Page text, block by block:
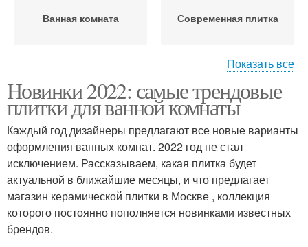
Ванная комната Современная плитка
Светлая плитка Керамическая плитка
Плитка для ванной
декора
Плитки для ванной
декора
Трещины на
Показать все
Новинки 2022: самые трендовые
плитки для ванной комнаты
Каждый год дизайнеры предлагают все новые варианты
оформления ванных комнат. 2022 год не стал
исключением. Рассказываем, какая плитка будет
актуальной в ближайшие месяцы, и что предлагает
магазин керамической плитки в Москве , коллекция
которого постоянно пополняется новинками известных
брендов.